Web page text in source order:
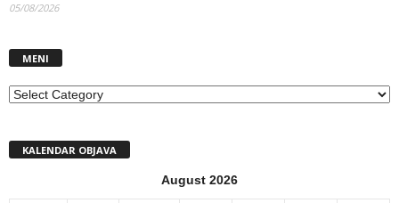
05/08/2026
MENI
MENI
KALENDAR OBJAVA
August 2026